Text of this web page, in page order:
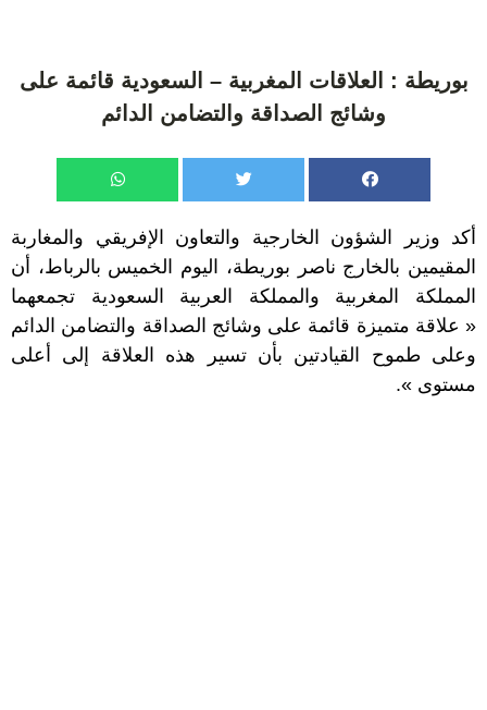
بوريطة : العلاقات المغربية – السعودية قائمة على
وشائج الصداقة والتضامن الدائم
أكد وزير الشؤون الخارجية والتعاون الإفريقي والمغاربة
المقيمين بالخارج ناصر بوريطة، اليوم الخميس بالرباط، أن
المملكة المغربية والمملكة العربية السعودية تجمعهما
« علاقة متميزة قائمة على وشائج الصداقة والتضامن الدائم
وعلى طموح القيادتين بأن تسير هذه العلاقة إلى أعلى
مستوى ».